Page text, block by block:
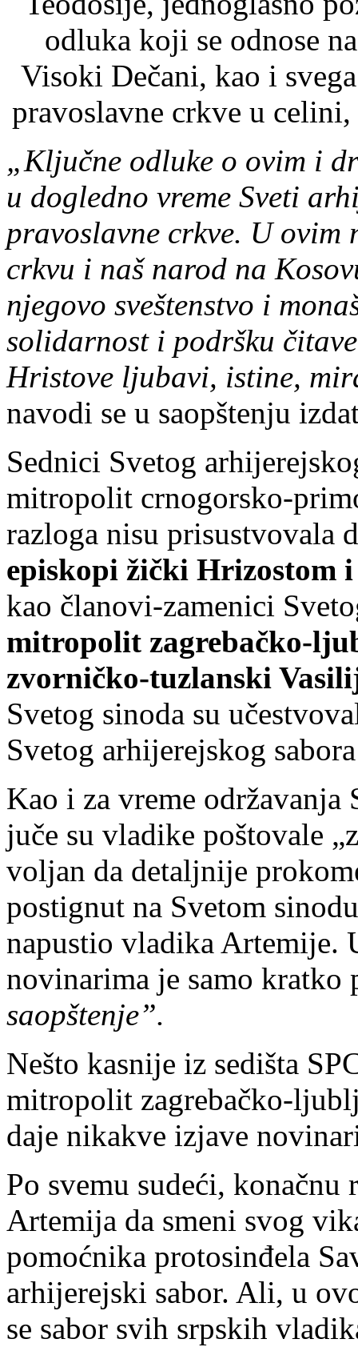
odluka koji se odnose
Visoki Dečani, kao i
pravoslavne crkve u
„Ključne odluke o ovim i
u dogledno vreme Sveti
pravoslavne crkve. U ovim
crkvu i naš narod na
njegovo sveštenstvo i
solidarnost i podršku
Hristove ljubavi, istine,
navodi se u saopštenju
Sednici Svetog
mitropolit crnogorsko-
razloga nisu prisustvovala
episkopi žički Hrizostom
kao članovi-zamenici
mitropolit zagrebačko-
zvorničko-tuzlanski
Svetog sinoda su
Svetog arhijerejskog
Kao i za vreme održavanja
juče su vladike poštovale
voljan da detaljnije
postignut na Svetom
napustio vladika Artemije.
novinarima je samo kratko
saopštenje”.
Nešto kasnije iz sedišta
mitropolit zagrebačko-
daje nikakve izjave
Po svemu sudeći, konačnu
Artemija da smeni svog
pomoćnika protosinđela
arhijerejski sabor. Ali, u
se sabor svih srpskih